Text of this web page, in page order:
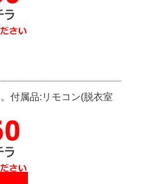
付属品:リモコン(脱衣室